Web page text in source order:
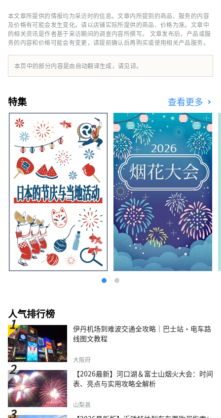
HAKKO？ HAKKO技术在决定日本料理口味的调
味料生产以及风靡全球的清酒酿造中发挥着至关
重要的作用。 ■名古屋是什么样的？ 名古屋位
于日本中部，是航空和陆路交通枢纽。得天独厚
的自然环境和气候孕育了独特的发酵食品文化。
知多半岛被伊势湾和三河湾环绕，风景秀丽，自
本文章所提供的情报均为采访时的信息。文章内所提到的商品、服务的内容
及价格有可能会发生变化。请以店铺实际所提供的商品、价格为准。文章中
的相关资讯是作者基于采访期间的调查内容所撰写。 文章发布后，产品或服
务的内容和价格可能会有变更，请提前确认后再购买或使用相关产品服务。
本页中的部分内容是由自动翻译生成，请见谅。
特集 查看更多
人气排行榜
伊丹机场到难波交通全攻略｜巴士站・电车路
线图文教程
大阪府
【2026最新】河口湖＆富士山烟火大会：时间
表、亮点与实用攻略全解析
山梨县